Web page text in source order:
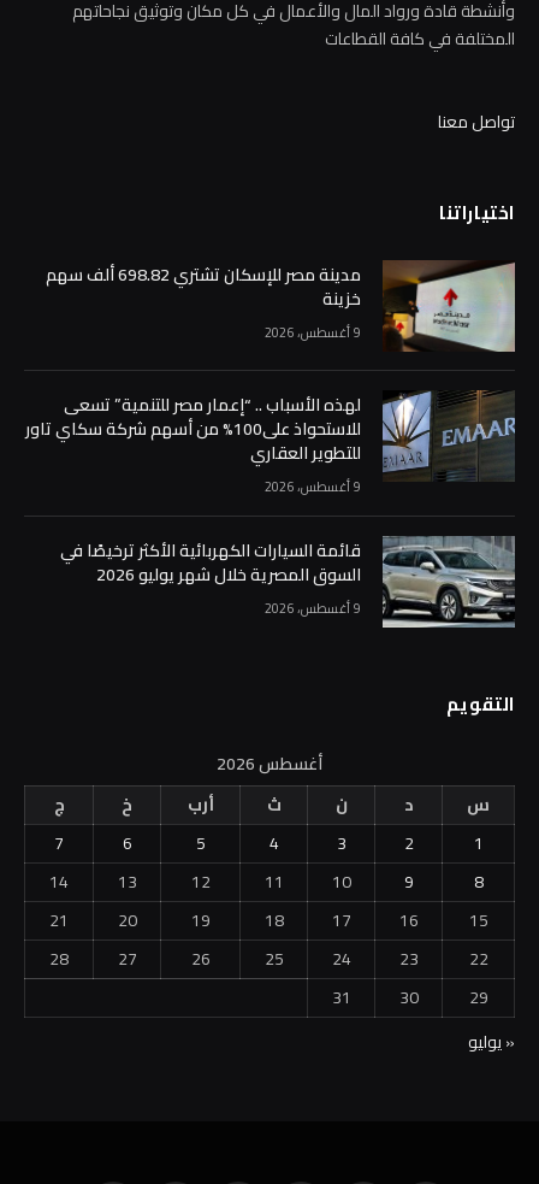
وأنشطة قادة ورواد المال والأعمال في كل مكان وتوثيق نجاحاتهم
المختلفة في كافة القطاعات
تواصل معنا
اختياراتنا
مدينة مصر للإسكان تشتري 698.82 ألف سهم
خزينة
9 أغسطس، 2026
لهذه الأسباب .. “إعمار مصر للتنمية” تسعى
للاستحواذ على100% من أسهم شركة سكاي تاور
للتطوير العقاري
9 أغسطس، 2026
قائمة السيارات الكهربائية الأكثر ترخيصًا في
السوق المصرية خلال شهر يوليو 2026
9 أغسطس، 2026
التقويم
أغسطس 2026
س
د ن ث أرب خ
ج
1
2
3
4
5
6
7
8
9
10
11
12
13
14
15
16
17
18
19
20
21
22
23
24
25
26
27
28
29
30
31
« يوليو